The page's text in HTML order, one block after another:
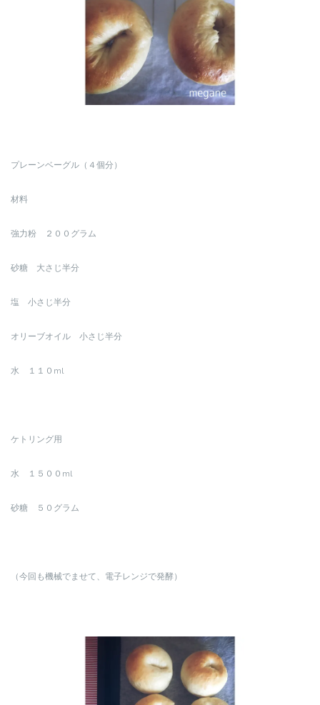
プレーンベーグル（４個分）
材料
強力粉 ２００グラム
砂糖 大さじ半分
塩 小さじ半分
オリーブオイル 小さじ半分
水 １１０ml
ケトリング用
水 １５００ml
砂糖 ５０グラム
（今回も機械でませて、電子レンジで発酵）